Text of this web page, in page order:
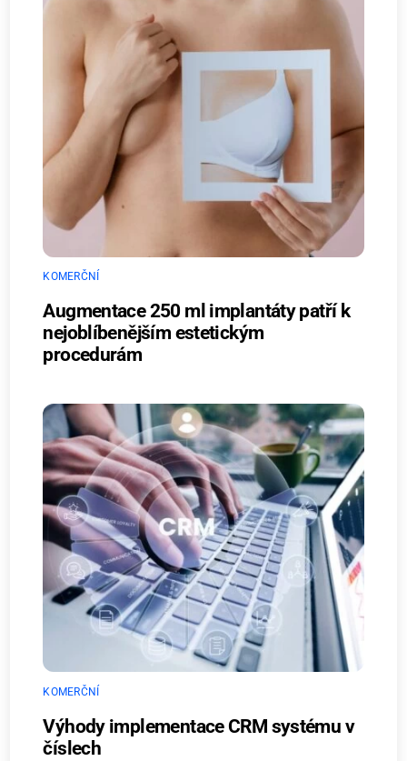
KOMERČNÍ
Augmentace 250 ml implantáty patří k
nejoblíbenějším estetickým
procedurám
KOMERČNÍ
Výhody implementace CRM systému v
číslech